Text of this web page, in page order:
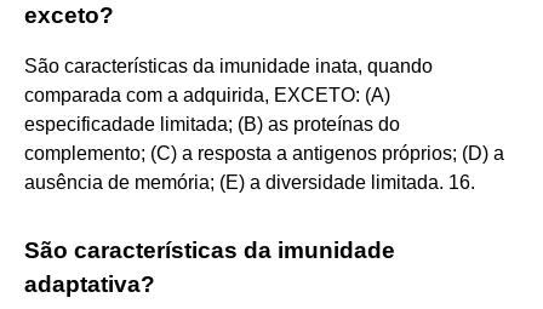
exceto?
São características da imunidade inata, quando
comparada com a adquirida, EXCETO: (A)
especificadade limitada; (B) as proteínas do
complemento; (C) a resposta a antigenos próprios; (D) a
ausência de memória; (E) a diversidade limitada. 16.
São características da imunidade
adaptativa?